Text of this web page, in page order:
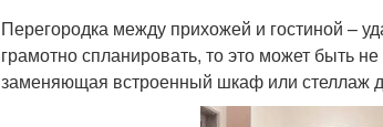
Перегородка между прихожей и гостиной –
грамотно спланировать, то это может быть
заменяющая встроенный шкаф или стеллаж